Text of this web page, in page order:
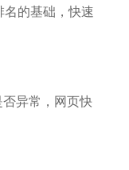
的基础，快速
异常，网页快